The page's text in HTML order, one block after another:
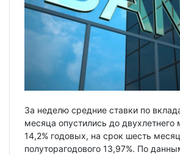
За неделю средние ставки по
месяца опустились до
14,2% годовых, на срок шесть
полуторагодового 13,97%. По